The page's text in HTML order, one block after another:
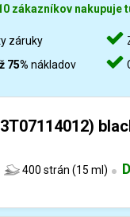
zákazníkov nakupuje
záruky
75% nákladov
400 strán (15 ml)